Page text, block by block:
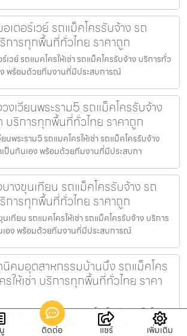
อเตอร์เวย์ รถแม็คโครรับจ้าง รถ
ริการทุกพื้นที่ทั่วไทย ราคาถูก
ร์เวย์ รถแมคโครให้เช่า รถแม็คโครรับจ้าง บริการทั่ว
ง พร้อมด้วยทีมงานที่มีประสบการณ์
งเวียนพระราม5 รถแม็คโครรับจ้าง
บริการทุกพื้นที่ทั่วไทย ราคาถูก
นพระราม5 รถแมคโครให้เช่า รถแม็คโครรับจ้าง
เป็นกันเอง พร้อมด้วยทีมงานที่มีประสบกา
างขุนเทียน รถแม็คโครรับจ้าง รถ
ริการทุกพื้นที่ทั่วไทย ราคาถูก
เทียน รถแมคโครให้เช่า รถแม็คโครรับจ้าง บริการ
เอง พร้อมด้วยทีมงานที่มีประสบการณ์
นิคมอุตสาหกรรมบ้านบึง รถแม็คโคร
รให้เช่า บริการทุกพื้นที่ทั่วไทย ราคา
ตสาหกรรมบ้านบึง รถแมคโครให้เช่า รถแม็คโคร
ในราคาเป็นกันเอง พร้อมด้วยทีมงานที่
ติดต่อ แชร์ เพิ่มเติม